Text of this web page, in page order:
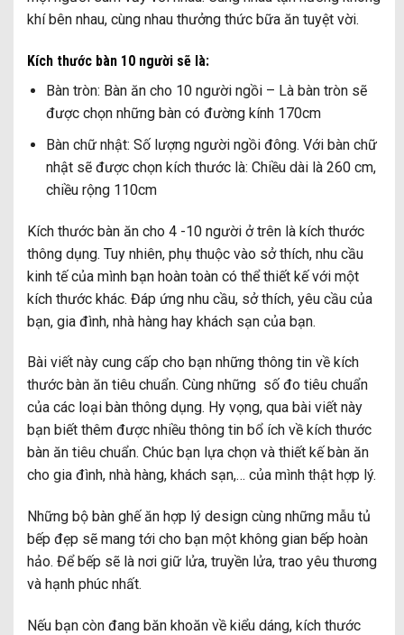
khí bên nhau, cùng nhau thưởng thức bữa ăn tuyệt vời.
Kích thước bàn 10 người sẽ là:
Bàn tròn: Bàn ăn cho 10 người ngồi – Là bàn tròn sẽ
được chọn những bàn có đường kính 170cm
Bàn chữ nhật: Số lượng người ngồi đông. Với bàn chữ
nhật sẽ được chọn kích thước là: Chiều dài là 260 cm,
chiều rộng 110cm
Kích thước bàn ăn cho 4 -10 người ở trên là kích thước
thông dụng. Tuy nhiên, phụ thuộc vào sở thích, nhu cầu
kinh tế của mình bạn hoàn toàn có thể thiết kế với một
kích thước khác. Đáp ứng nhu cầu, sở thích, yêu cầu của
bạn, gia đình, nhà hàng hay khách sạn của bạn.
Bài viết này cung cấp cho bạn những thông tin về kích
thước bàn ăn tiêu chuẩn. Cùng những số đo tiêu chuẩn
của các loại bàn thông dụng. Hy vọng, qua bài viết này
bạn biết thêm được nhiều thông tin bổ ích về kích thước
bàn ăn tiêu chuẩn. Chúc bạn lựa chọn và thiết kế bàn ăn
cho gia đình, nhà hàng, khách sạn,… của mình thật hợp lý.
Những bộ bàn ghế ăn hợp lý design cùng những mẫu tủ
bếp đẹp sẽ mang tới cho bạn một không gian bếp hoàn
hảo. Để bếp sẽ là nơi giữ lửa, truyền lửa, trao yêu thương
và hạnh phúc nhất.
Nếu bạn còn đang băn khoăn về kiểu dáng, kích thước